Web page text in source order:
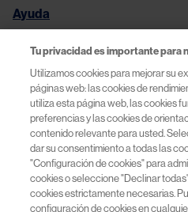
Ayuda
Condiciones legales
Política de Privacidad y
Términos de Uso | Novartis
© 2026 Novartis
Tu privacidad es importante para
Utilizamos cookies para mejorar su
páginas web: las cookies de
utiliza esta página web, las cookies
preferencias y las cookies de
contenido relevante para usted.
dar su consentimiento a todas las
"Configuración de cookies" para
cookies o seleccione "Declinar
cookies estrictamente necesarias.
configuración de cookies en